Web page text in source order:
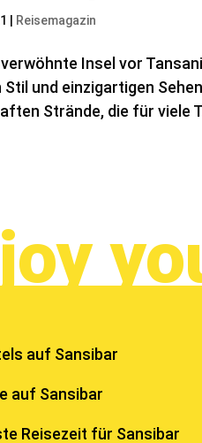
Reisemagazin
Insel vor
Stil und einzigartigen
Strände, die für viele
auf Sansibar
auf Sansibar
Reisezeit für Sansibar